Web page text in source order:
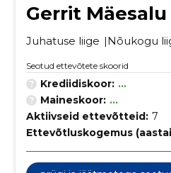
Gerrit Mäesalu
Juhatuse liige
Nõukogu
Seotud ettevõtete skoorid
Krediidiskoor: ...
Maineskoor: ...
Aktiivseid ettevõtteid: 7
Ettevõtluskogemus